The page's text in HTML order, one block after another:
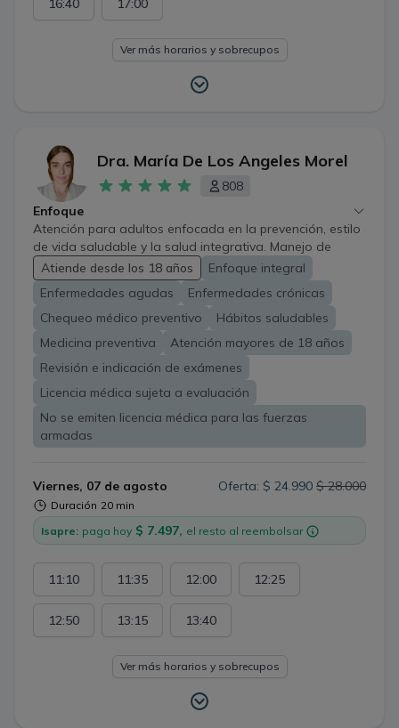
16:40 17:00
Ver más horarios y sobrecupos
Dra. María De Los Angeles Morel
808
Enfoque
Atención para adultos enfocada en la prevención, estilo
de vida saludable y la salud integrativa. Manejo de
enfermedades agudas, control de patologías crónicas y
controles preventivos, con un trato cercano, respetuoso
y personalizado, adaptado a las necesidades de cada
paciente.
Atiende desde los 18 años
Enfoque integral
Enfermedades agudas
Enfermedades crónicas
Chequeo médico preventivo
Hábitos saludables
Medicina preventiva
Atención mayores de 18 años
Revisión e indicación de exámenes
Licencia médica sujeta a evaluación
No se emiten licencia médica para las fuerzas
armadas
Viernes, 07 de agosto
Duración 20 min
Oferta: $ 24.990 $ 28.000
Isapre: paga hoy $ 7.497, el resto al reembolsar
11:10 11:35 12:00 12:25
12:50 13:15 13:40
Ver más horarios y sobrecupos